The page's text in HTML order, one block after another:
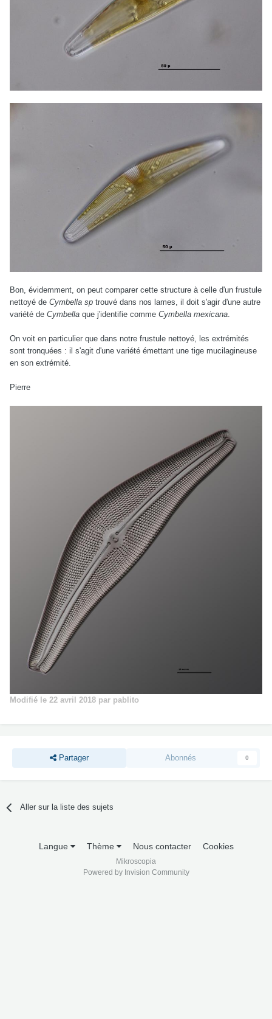
Bon, évidemment, on peut comparer cette structure à celle d'un frustule
nettoyé de Cymbella sp trouvé dans nos lames, il doit s'agir d'une autre
variété de Cymbella que j'identifie comme Cymbella mexicana
On voit en particulier que dans notre frustule nettoyé, les extrémités
sont tronquées : il s'agit d'une variété émettant une tige mucilagineuse
en son extrémité.
Pierre
Modifié le 22 avril 2018 par pablito
Partager Abonnés 0
Aller sur la liste des sujets
Langue Thème Nous contacter Cookies
Mikroscopia
Powered by Invision Community